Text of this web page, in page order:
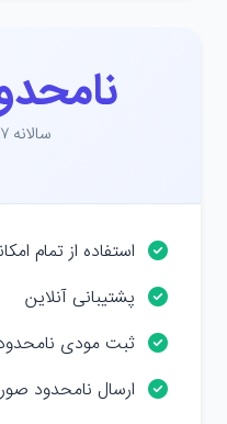
سالانه ۷ میلیون تومان
استفاده از تمام
پشتیبانی آنلاین
ثبت مودی
ارسال نامحدود